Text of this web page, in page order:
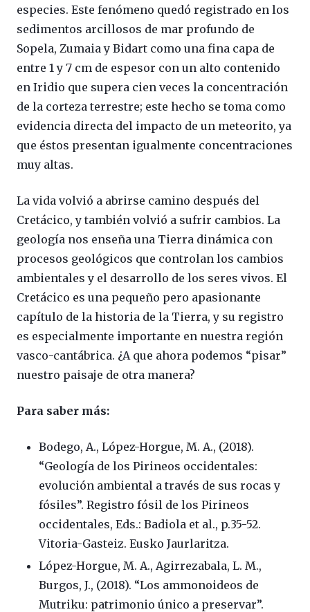
especies. Este fenómeno quedó registrado en los
sedimentos arcillosos de mar profundo de
Sopela, Zumaia y Bidart como una fina capa de
entre 1 y 7 cm de espesor con un alto contenido
en Iridio que supera cien veces la concentración
de la corteza terrestre; este hecho se toma como
evidencia directa del impacto de un meteorito, ya
que éstos presentan igualmente concentraciones
muy altas.
La vida volvió a abrirse camino después del
Cretácico, y también volvió a sufrir cambios. La
geología nos enseña una Tierra dinámica con
procesos geológicos que controlan los cambios
ambientales y el desarrollo de los seres vivos. El
Cretácico es una pequeño pero apasionante
capítulo de la historia de la Tierra, y su registro
es especialmente importante en nuestra región
vasco-cantábrica. ¿A que ahora podemos “pisar”
nuestro paisaje de otra manera?
Para saber más:
Bodego, A., López-Horgue, M. A., (2018).
“Geología de los Pirineos occidentales:
evolución ambiental a través de sus rocas y
fósiles”. Registro fósil de los Pirineos
occidentales, Eds.: Badiola et al., p.35-52.
Vitoria-Gasteiz. Eusko Jaurlaritza.
López-Horgue, M. A., Agirrezabala, L. M.,
Burgos, J., (2018). “Los ammonoideos de
Mutriku: patrimonio único a preservar”.